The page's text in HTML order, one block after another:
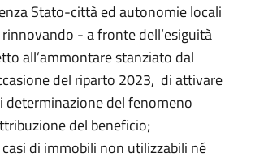
Stato-città ed autonomie locali
rinnovando - a fronte dell’esiguità
all’ammontare stanziato dal
del riparto 2023, di attivare
del fenomeno
del beneficio;
di immobili non utilizzabili né